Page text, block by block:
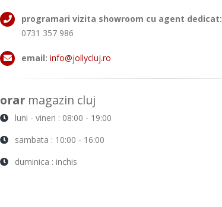
programari vizita showroom cu agent dedicat:
0731 357 986
email: info@jollycluj.ro
orar magazin cluj
luni - vineri : 08:00 - 19:00
sambata : 10:00 - 16:00
duminica : inchis